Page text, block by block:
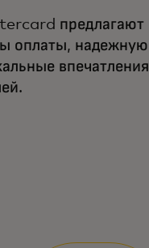
предлагают
оплаты, надежную
впечатления